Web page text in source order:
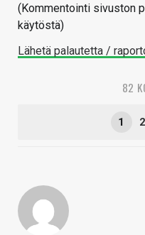
(Kommentointi sivuston
käytöstä)
Lähetä palautetta /
82
1 2